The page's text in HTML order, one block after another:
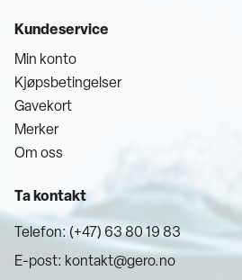
Kundeservice
Min konto
Kjøpsbetingelser
Gavekort
Merker
Om oss
Ta kontakt
Telefon: (+47) 63 80 19 83
E-post: kontakt@gero.no